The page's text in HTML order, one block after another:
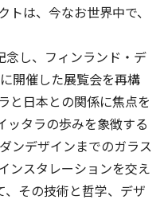
は、今なお世界中で、
し、フィンランド・デ
開催した展覧会を再構
と日本との関係に焦点を
ッタラの歩みを象徴する
ンデザインまでのガラス
ンスタレーションを交え
その技術と哲学、デザ